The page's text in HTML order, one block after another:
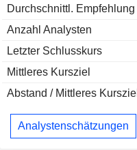
Durchschnittl. Empfehlung
Anzahl Analysten
Letzter Schlusskurs
Mittleres Kursziel
Abstand / Mittleres Kursziel
Analystenschätzungen